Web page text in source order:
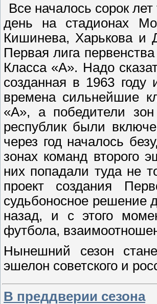
Все началось сорок
день на стадионах
Кишинева, Харькова и
Первая лига
Класса «А». Надо
созданная в 1963
времена сильнейшие
«А», а победители
республик были
через год началось
зонах команд второго
них попадали туда не
проект создания
судьбоносное решение
назад, и с этого
футбола,
Нынешний сезон
эшелон советского и
В преддверии сезона